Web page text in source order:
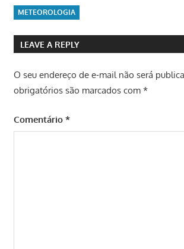
METEOROLOGIA
LEAVE A REPLY
O seu endereço de e-mail não será
obrigatórios são marcados com *
Comentário *